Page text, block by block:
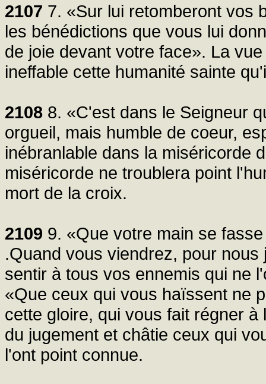
2107 7. «Sur lui retomberont vos
les bénédictions que vous lui
de joie devant votre face». La
ineffable cette humanité sainte
2108 8. «C'est dans le Seigneur
orgueil, mais humble de coeur,
inébranlable dans la miséricorde
miséricorde ne troublera point
mort de la croix.
2109 9. «Que votre main se
.Quand vous viendrez, pour
sentir à tous vos ennemis qui ne
«Que ceux qui vous haïssent ne
cette gloire, qui vous fait régner
du jugement et châtie ceux qui
l'ont point connue.